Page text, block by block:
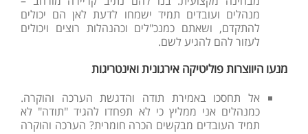
מנהלים ועובדים תמיד ישמחו לדעת לאן הם יכולים
להתקדם, ושאתם כמנכ"לים וכהנהלות רוצים ויכולים
לעזור להם להגיע לשם.
מנעו היווצרות פוליטיקה אירגונית ואינטריגות
אל תחסכו באמירת תודה והדגשת הערכה והוקרה.
כמנהלים אני ממליץ כי לא תפחדו להגיד "תודה" לא
תמיד העובדים מבקשים הכרה חומרית? הערכה והוקרה